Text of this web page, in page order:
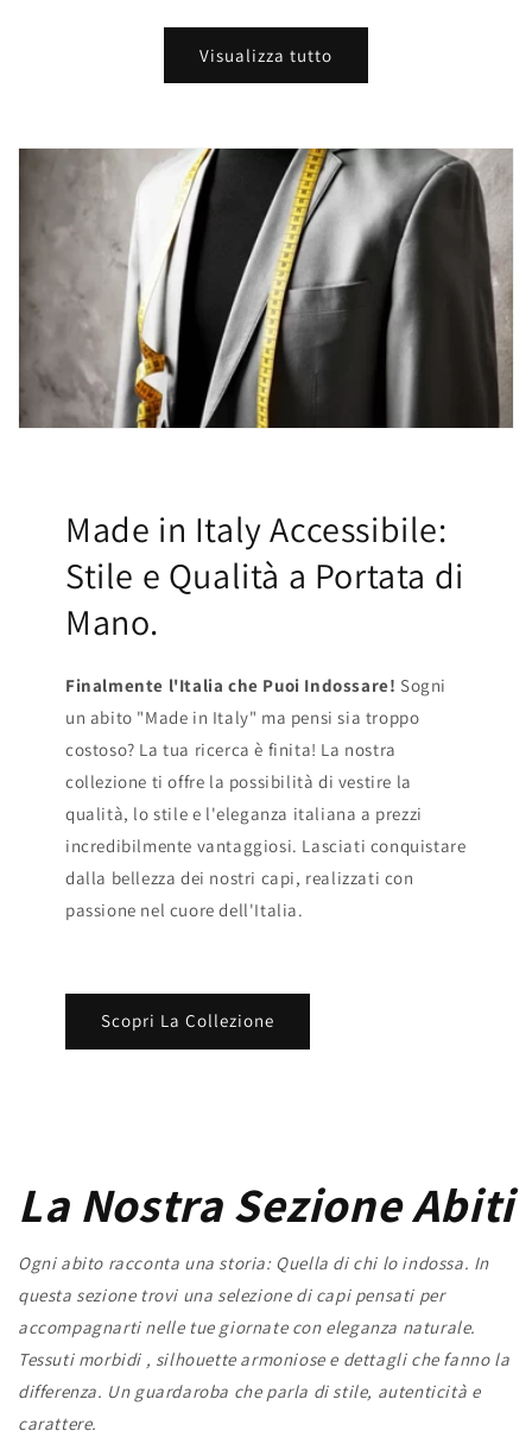
Visualizza tutto
Made in Italy Accessibile:
Stile e Qualità a Portata di
Mano.
Finalmente l'Italia che Puoi Indossare! Sogni
un abito "Made in Italy" ma pensi sia troppo
costoso? La tua ricerca è finita! La nostra
collezione ti offre la possibilità di vestire la
qualità, lo stile e l'eleganza italiana a prezzi
incredibilmente vantaggiosi. Lasciati conquistare
dalla bellezza dei nostri capi, realizzati con
passione nel cuore dell'Italia.
Scopri La Collezione
La Nostra Sezione Abiti
Ogni abito racconta una storia: Quella di chi lo indossa. In
questa sezione trovi una selezione di capi pensati per
accompagnarti nelle tue giornate con eleganza naturale.
Tessuti morbidi , silhouette armoniose e dettagli che fanno la
differenza. Un guardaroba che parla di stile, autenticità e
carattere.